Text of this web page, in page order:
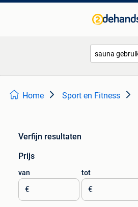
Home Sport en Fitness
Verfijn resultaten
Prijs
van
€
tot
€